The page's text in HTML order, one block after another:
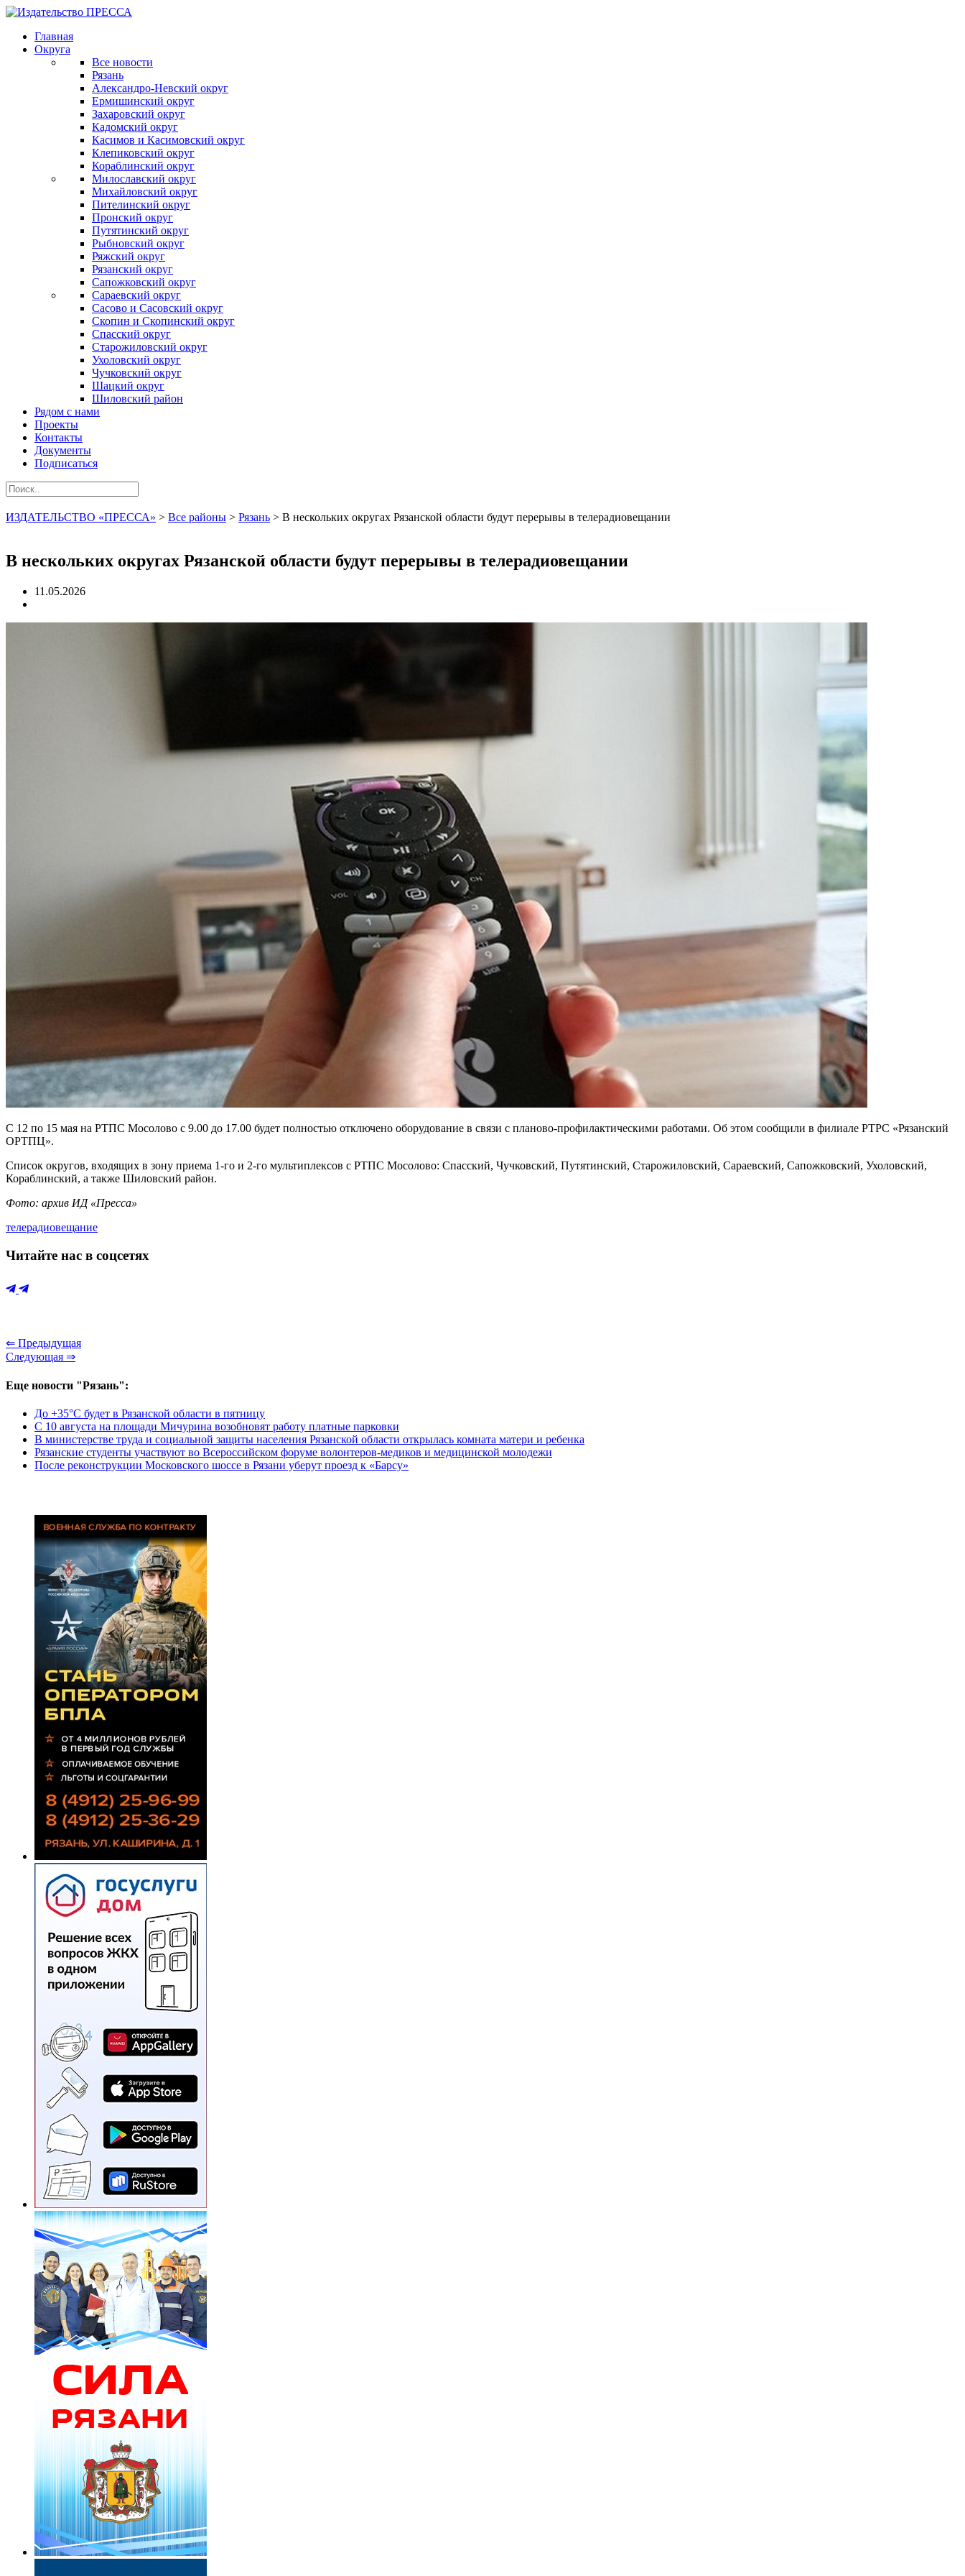
Главная
Округа
Все новости
Рязань
Александро-Невский округ
Ермишинский округ
Захаровский округ
Кадомский округ
Касимов и Касимовский округ
Клепиковский округ
Кораблинский округ
Милославский округ
Михайловский округ
Пителинский округ
Пронский округ
Путятинский округ
Рыбновский округ
Ряжский округ
Рязанский округ
Сапожковский округ
Сараевский округ
Сасово и Сасовский округ
Скопин и Скопинский округ
Спасский округ
Старожиловский округ
Ухоловский округ
Чучковский округ
Шацкий округ
Шиловский район
Рядом с нами
Проекты
Контакты
Документы
Подписаться
ИЗДАТЕЛЬСТВО «ПРЕССА» > Все районы > Рязань > В нескольких округах Рязанской области будут перерывы в телерадиовещании
В нескольких округах Рязанской области будут перерывы в телерадиовещании
11.05.2026
С 12 по 15 мая на РТПС Мосолово с 9.00 до 17.00 будет полностью отключено оборудование в связи с планово-профилактическими работами. Об этом сообщили в филиале РТРС «Рязанский
ОРТПЦ».
Список округов, входящих в зону приема 1-го и 2-го мультиплексов с РТПС Мосолово: Спасский, Чучковский, Путятинский, Старожиловский, Сараевский, Сапожковский, Ухоловский,
Кораблинский, а также Шиловский район.
Фото: архив ИД «Пресса»
телерадиовещание
Читайте нас в соцсетях
⇐ Предыдущая
Следующая ⇒
Еще новости "Рязань":
До +35°С будет в Рязанской области в пятницу
С 10 августа на площади Мичурина возобновят работу платные парковки
В министерстве труда и социальной защиты населения Рязанской области открылась комната матери и ребенка
Рязанские студенты участвуют во Всероссийском форуме волонтеров-медиков и медицинской молодежи
После реконструкции Московского шоссе в Рязани уберут проезд к «Барсу»